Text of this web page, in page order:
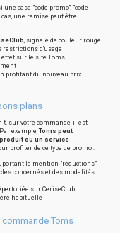
case "code promo", "code
une remise peut être
, signalé de couleur rouge
restrictions d'usage
effet sur le site Toms
profitant du nouveau prix
plans
€ sur votre commande, il est
exemple,Toms peut
ou un service
profiter de ce type de promo :
portant la mention "réductions"
concernés et des modalités
sur CeriseClub
habituelle
Toms